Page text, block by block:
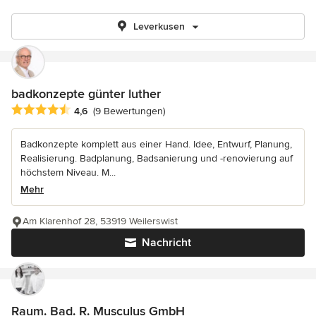
Leverkusen
badkonzepte günter luther
Durchschnittliche Bewertung: 4.6 von 5 Sternen
4,6 (9 Bewertungen)
Badkonzepte komplett aus einer Hand. Idee, Entwurf, Planung,
Realisierung. Badplanung, Badsanierung und -renovierung auf
höchstem Niveau. M...
Mehr
Nachricht
Am Klarenhof 28, 53919 Weilerswist
Raum. Bad. R. Musculus GmbH